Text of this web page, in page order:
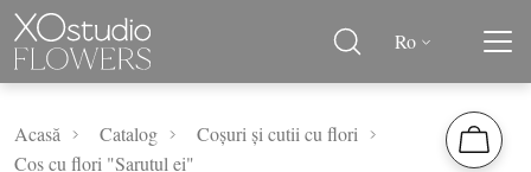
Ro
Acasă Catalog
Coșuri și cutii cu flori
Cos cu flori "Sarutul ei"